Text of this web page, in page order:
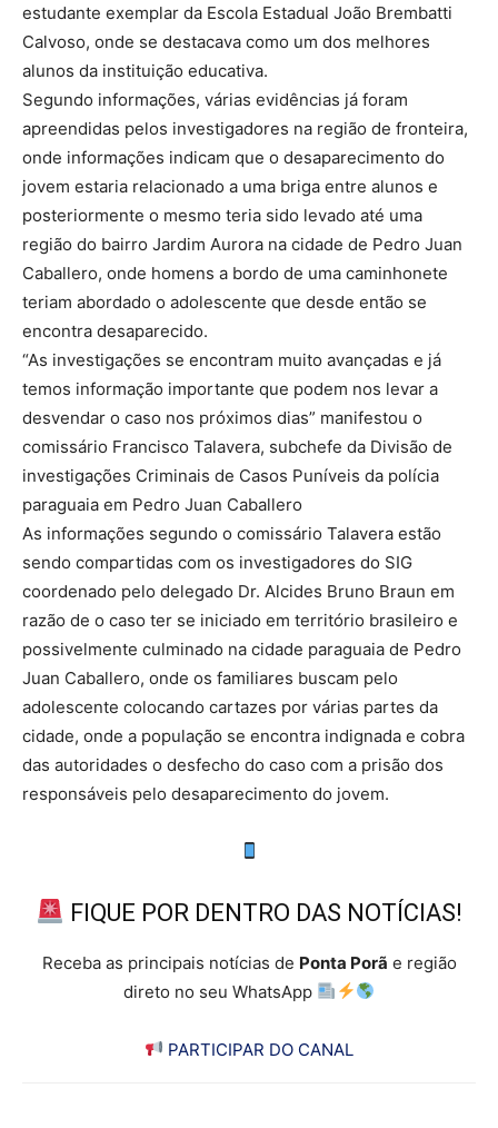
estudante exemplar da Escola Estadual João Brembatti
Calvoso, onde se destacava como um dos melhores
alunos da instituição educativa.
Segundo informações, várias evidências já foram
apreendidas pelos investigadores na região de fronteira,
onde informações indicam que o desaparecimento do
jovem estaria relacionado a uma briga entre alunos e
posteriormente o mesmo teria sido levado até uma
região do bairro Jardim Aurora na cidade de Pedro Juan
Caballero, onde homens a bordo de uma caminhonete
teriam abordado o adolescente que desde então se
encontra desaparecido.
“As investigações se encontram muito avançadas e já
temos informação importante que podem nos levar a
desvendar o caso nos próximos dias” manifestou o
comissário Francisco Talavera, subchefe da Divisão de
investigações Criminais de Casos Puníveis da polícia
paraguaia em Pedro Juan Caballero
As informações segundo o comissário Talavera estão
sendo compartidas com os investigadores do SIG
coordenado pelo delegado Dr. Alcides Bruno Braun em
razão de o caso ter se iniciado em território brasileiro e
possivelmente culminado na cidade paraguaia de Pedro
Juan Caballero, onde os familiares buscam pelo
adolescente colocando cartazes por várias partes da
cidade, onde a população se encontra indignada e cobra
das autoridades o desfecho do caso com a prisão dos
responsáveis pelo desaparecimento do jovem.
FIQUE POR DENTRO DAS NOTÍCIAS!
Receba as principais notícias de Ponta Porã e região
direto no seu WhatsApp
PARTICIPAR DO CANAL